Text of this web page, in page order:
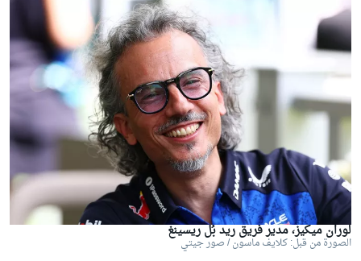
لوران ميكيز، مدير فريق ريد بُل ريسينغ
الصورة من قبل: كلايف ماسون / صور جيتي